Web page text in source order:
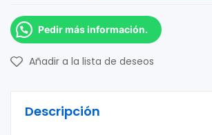
Pedir más información.
Añadir a la lista de deseos
Descripción